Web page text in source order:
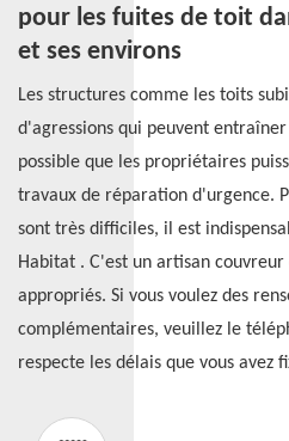
pour les fuites de toit
et ses environs
Les structures comme les toits
d'agressions qui peuvent
possible que les propriétaires
travaux de réparation d'urgence.
sont très difficiles, il est
Habitat . C'est un artisan
appropriés. Si vous voulez des
complémentaires, veuillez le
respecte les délais que vous avez